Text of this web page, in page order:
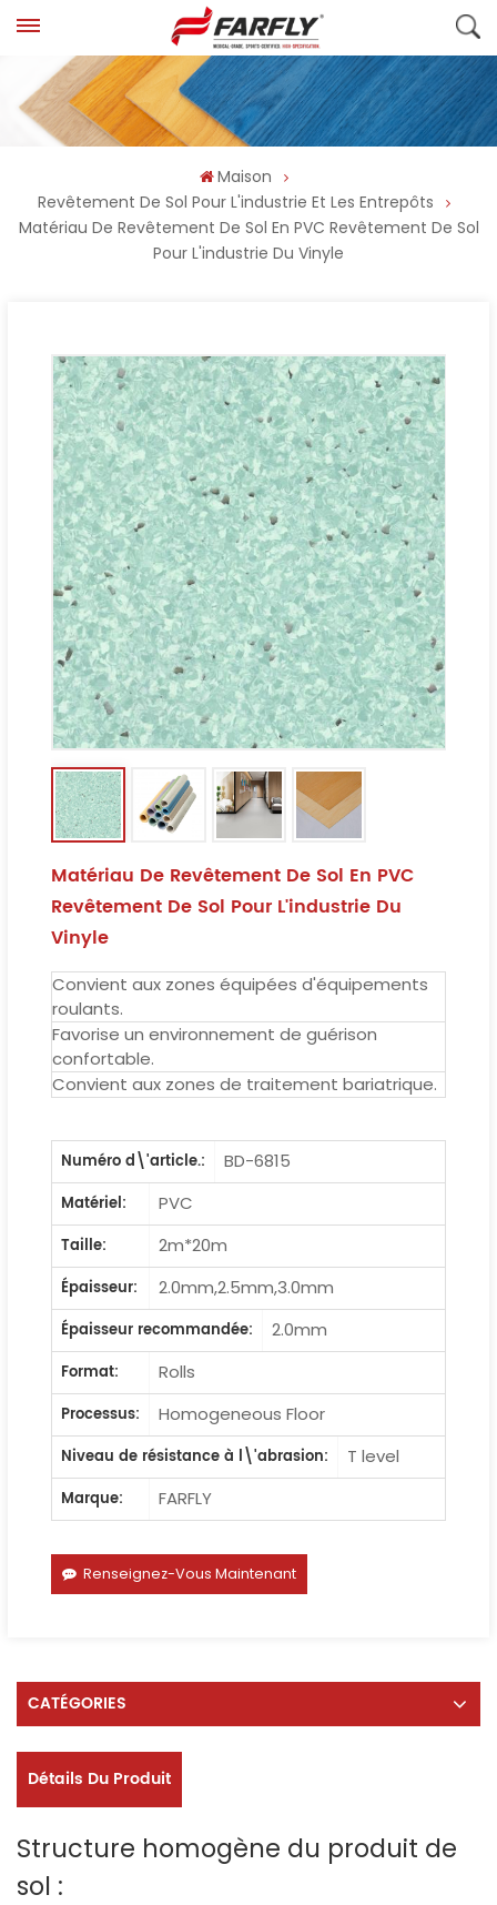
Maison
Revêtement De Sol Pour L'industrie Et Les Entrepôts
Matériau De Revêtement De Sol En PVC Revêtement De Sol
Pour L'industrie Du Vinyle
Matériau De Revêtement De Sol En PVC
Revêtement De Sol Pour L'industrie Du
Vinyle
Convient aux zones équipées d'équipements
roulants.
Favorise un environnement de guérison
confortable.
Convient aux zones de traitement bariatrique.
Numéro d\'article.:
BD-6815
Matériel:
PVC
Taille:
2m*20m
Épaisseur:
2.0mm,2.5mm,3.0mm
Épaisseur recommandée:
2.0mm
Format:
Rolls
Processus:
Homogeneous Floor
Niveau de résistance à l\'abrasion:
T level
Marque:
FARFLY
Renseignez-Vous Maintenant
CATÉGORIES
Détails Du Produit
Structure homogène du produit de
sol :